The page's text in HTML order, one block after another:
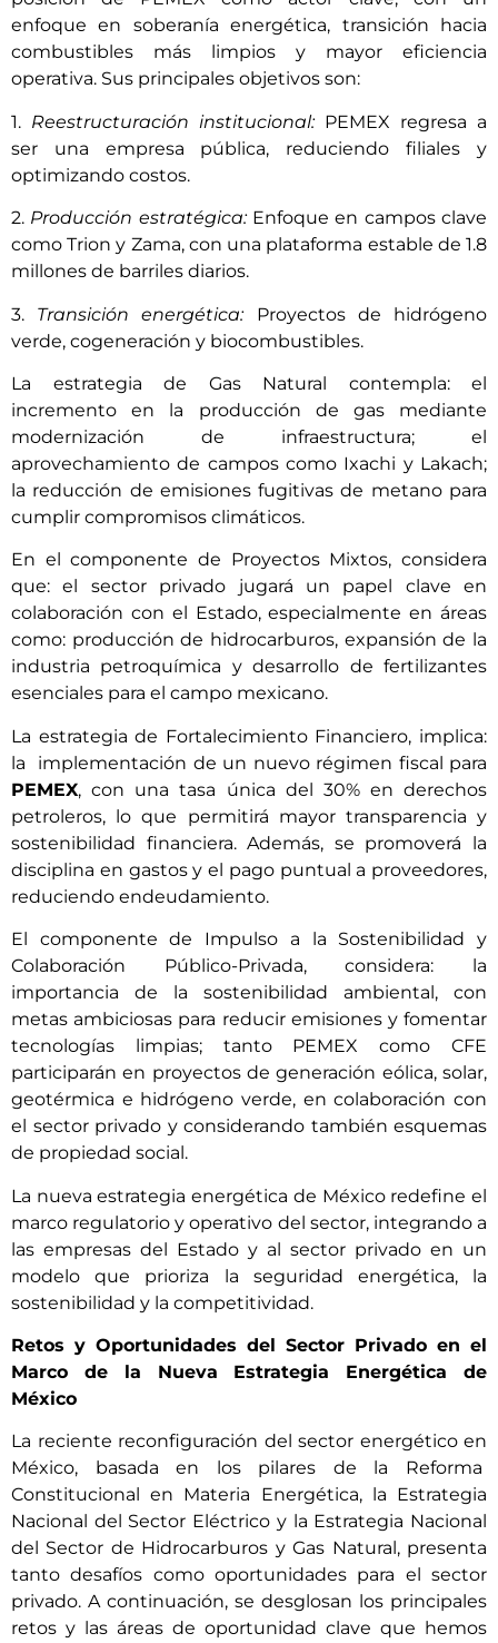
enfoque en soberanía energética, transición hacia
combustibles más limpios y mayor eficiencia
operativa. Sus principales objetivos son:
1. Reestructuración institucional:PEMEX regresa a
ser una empresa pública, reduciendo filiales y
optimizando costos.
2. Producción estratégica:Enfoque en campos clave
como Trion y Zama, con una plataforma estable de 1.8
millones de barriles diarios.
3. Transición energética:Proyectos de hidrógeno
verde, cogeneración y biocombustibles.
La estrategia de Gas Natural contempla: el
incremento en la producción de gas mediante
modernización de infraestructura; el
aprovechamiento de campos como Ixachi y Lakach;
la reducción de emisiones fugitivas de metano para
cumplir compromisos climáticos.
En el componente de Proyectos Mixtos, considera
que: el sector privado jugará un papel clave en
colaboración con el Estado, especialmente en áreas
como: producción de hidrocarburos, expansión de la
industria petroquímica y desarrollo de fertilizantes
esenciales para el campo mexicano.
La estrategia de Fortalecimiento Financiero, implica:
la implementación de un nuevo régimen fiscal para
PEMEX, con una tasa única del 30% en derechos
petroleros, lo que permitirá mayor transparencia y
sostenibilidad financiera. Además, se promoverá la
disciplina en gastos y el pago puntual a proveedores,
reduciendo endeudamiento.
El componente de Impulso a la Sostenibilidad y
Colaboración Público-Privada, considera: la
importancia de la sostenibilidad ambiental, con
metas ambiciosas para reducir emisiones y fomentar
tecnologías limpias; tanto PEMEX como CFE
participarán en proyectos de generación eólica, solar,
geotérmica e hidrógeno verde, en colaboración con
el sector privado y considerando también esquemas
de propiedad social.
La nueva estrategia energética de México redefine el
marco regulatorio y operativo del sector, integrando a
las empresas del Estado y al sector privado en un
modelo que prioriza la seguridad energética, la
sostenibilidad y la competitividad.
Retos y Oportunidades del Sector Privado en el
Marco de la Nueva Estrategia Energética de
México
La reciente reconfiguración del sector energético en
México, basada en los pilares de la Reforma
Constitucional en Materia Energética, la Estrategia
Nacional del Sector Eléctrico y la Estrategia Nacional
del Sector de Hidrocarburos y Gas Natural, presenta
tanto desafíos como oportunidades para el sector
privado. A continuación, se desglosan los principales
retos y las áreas de oportunidad clave que hemos